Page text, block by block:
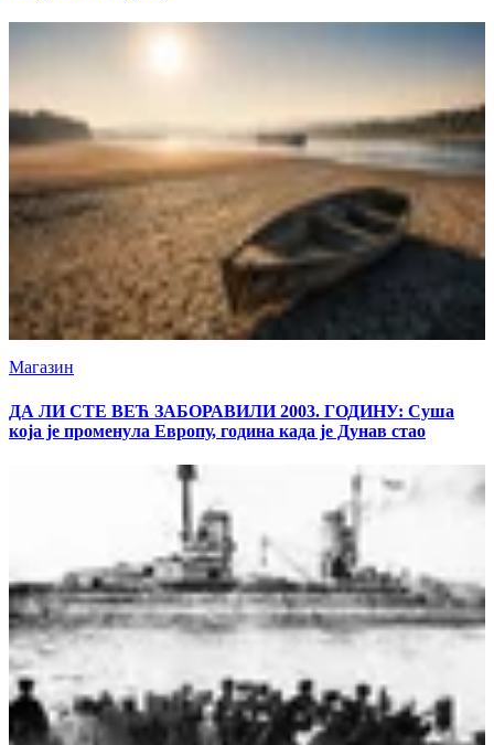
Магазин
ДА ЛИ СТЕ ВЕЋ ЗАБОРАВИЛИ 2003. ГОДИНУ: Суша
која је променула Европу, година када је Дунав стао